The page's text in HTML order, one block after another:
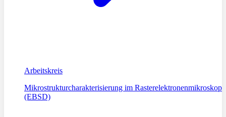
Arbeitskreis
Mikrostrukturcharakterisierung im Rasterelektronenmikroskop
(EBSD)